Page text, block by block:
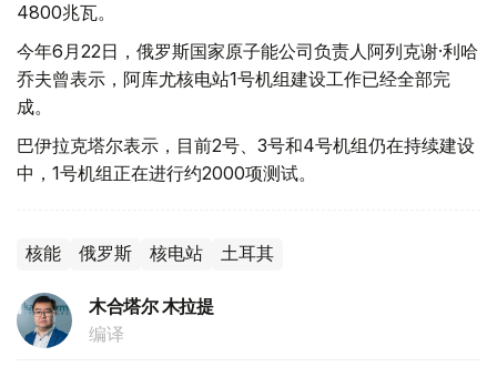
4800兆瓦。
今年6月22日，俄罗斯国家原子能公司负责人阿列克谢·利哈
乔夫曾表示，阿库尤核电站1号机组建设工作已经全部完
成。
巴伊拉克塔尔表示，目前2号、3号和4号机组仍在持续建设
中，1号机组正在进行约2000项测试。
核能 俄罗斯 核电站 土耳其
木合塔尔 木拉提
编译